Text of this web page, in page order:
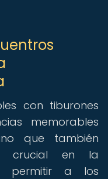
con tiburones
memorables
que también
crucial en la
permitir a los